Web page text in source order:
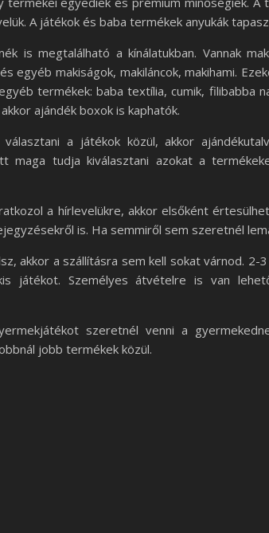
A játékok és baba termékek anyukák
is megtalálható a kínálatukban. Vannak
egyéb makiságok, makiláncok, makihami.
termékek: baba textília, cumik, filibabba
ajándék boxok is kaphatók.
a játékok közül, akkor
maga tudja kiválasztani azokat a
a hírlevelükre, akkor elsőként
is. Ha semmiről sem szeretnél
akkor a szállításra sem kell sokat várnod. 2-
játékot. Személyes átvételre is van
szeretnél venni a
jobb termékek közül.